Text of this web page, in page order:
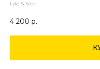
Lyle & Scott
4 200 р.